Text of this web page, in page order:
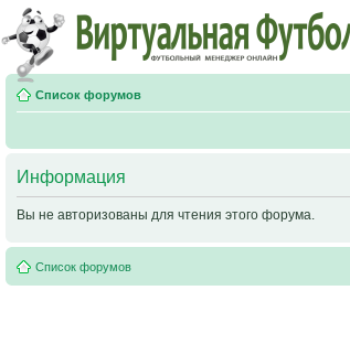
Список форумов
Информация
Вы не авторизованы для чтения этого форума.
Список форумов